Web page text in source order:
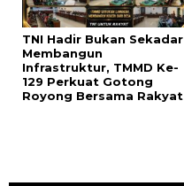
TNI Hadir Bukan Sekadar
Membangun
Infrastruktur, TMMD Ke-
129 Perkuat Gotong
Royong Bersama Rakyat